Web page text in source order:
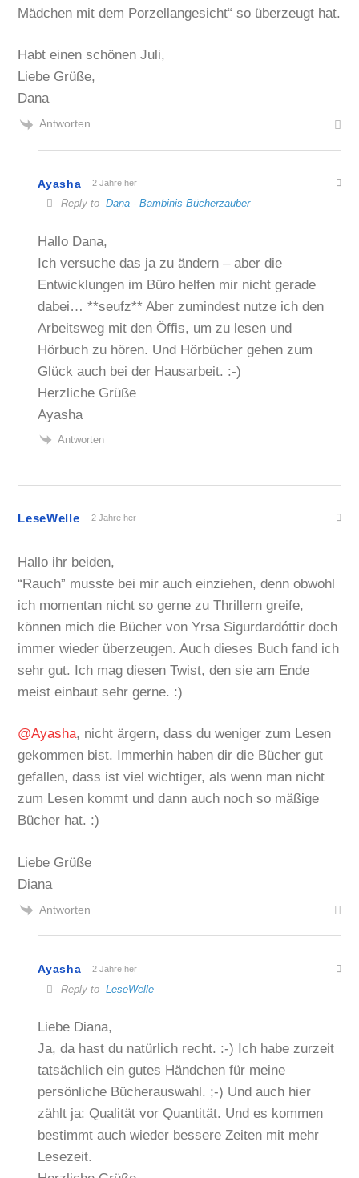
Mädchen mit dem Porzellangesicht“ so überzeugt hat.
Habt einen schönen Juli,
Liebe Grüße,
Dana
Antworten
Ayasha 2 Jahre her
Reply toDana - Bambinis Bücherzauber
Hallo Dana,
Ich versuche das ja zu ändern – aber die
Entwicklungen im Büro helfen mir nicht gerade
dabei… **seufz** Aber zumindest nutze ich den
Arbeitsweg mit den Öffis, um zu lesen und
Hörbuch zu hören. Und Hörbücher gehen zum
Glück auch bei der Hausarbeit. :-)
Herzliche Grüße
Ayasha
Antworten
LeseWelle 2 Jahre her
Hallo ihr beiden,
“Rauch” musste bei mir auch einziehen, denn obwohl
ich momentan nicht so gerne zu Thrillern greife,
können mich die Bücher von Yrsa Sigurdardóttir doch
immer wieder überzeugen. Auch dieses Buch fand ich
sehr gut. Ich mag diesen Twist, den sie am Ende
meist einbaut sehr gerne. :)
@Ayasha, nicht ärgern, dass du weniger zum Lesen
gekommen bist. Immerhin haben dir die Bücher gut
gefallen, dass ist viel wichtiger, als wenn man nicht
zum Lesen kommt und dann auch noch so mäßige
Bücher hat. :)
Liebe Grüße
Diana
Antworten
Ayasha 2 Jahre her
Reply toLeseWelle
Liebe Diana,
Ja, da hast du natürlich recht. :-) Ich habe zurzeit
tatsächlich ein gutes Händchen für meine
persönliche Bücherauswahl. ;-) Und auch hier
zählt ja: Qualität vor Quantität. Und es kommen
bestimmt auch wieder bessere Zeiten mit mehr
Lesezeit.